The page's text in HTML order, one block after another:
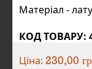
Матеріал -
КОД ТОВАРУ:
Ціна: 230,00